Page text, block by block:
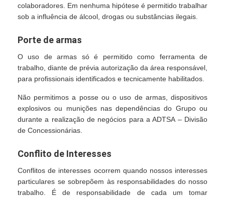
colaboradores. Em nenhuma hipótese é permitido trabalhar
sob a influência de álcool, drogas ou substâncias ilegais.
Porte de armas
O uso de armas só é permitido como ferramenta de
trabalho, diante de prévia autorização da área responsável,
para profissionais identificados e tecnicamente habilitados.
Não permitimos a posse ou o uso de armas, dispositivos
explosivos ou munições nas dependências do Grupo ou
durante a realização de negócios para a ADTSA – Divisão
de Concessionárias.
Conflito de Interesses
Conflitos de interesses ocorrem quando nossos interesses
particulares se sobrepõem às responsabilidades do nosso
trabalho. É de responsabilidade de cada um tomar